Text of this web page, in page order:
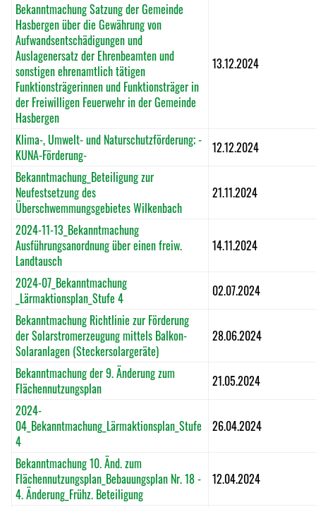
Bekanntmachung Satzung der Gemeinde
Hasbergen über die Gewährung von
Aufwandsentschädigungen und
Auslagenersatz der Ehrenbeamten und
sonstigen ehrenamtlich tätigen
Funktionsträgerinnen und Funktionsträger in
der Freiwilligen Feuerwehr in der Gemeinde
Hasbergen
13.12.2024
Klima-, Umwelt- und Naturschutzförderung; -
KUNA-Förderung-
12.12.2024
Bekanntmachung_Beteiligung zur
Neufestsetzung des
Überschwemmungsgebietes Wilkenbach
21.11.2024
2024-11-13_Bekanntmachung
Ausführungsanordnung über einen freiw.
Landtausch
14.11.2024
2024-07_Bekanntmachung
_Lärmaktionsplan_Stufe 4
02.07.2024
Bekanntmachung Richtlinie zur Förderung
der Solarstromerzeugung mittels Balkon-
Solaranlagen (Steckersolargeräte)
28.06.2024
Bekanntmachung der 9. Änderung zum
Flächennutzungsplan
21.05.2024
2024-
04_Bekanntmachung_Lärmaktionsplan_Stufe
4
26.04.2024
Bekanntmachung 10. Änd. zum
Flächennutzungsplan_Bebauungsplan Nr. 18 -
4. Änderung_Frühz. Beteiligung
12.04.2024